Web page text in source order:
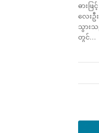
ဓားဖ
လေး
သွား
တွင်…